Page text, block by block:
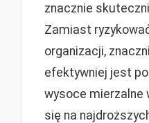
znacznie
Zamiast
organizacji,
efektywniej jest
wysoce mierzalne
się na